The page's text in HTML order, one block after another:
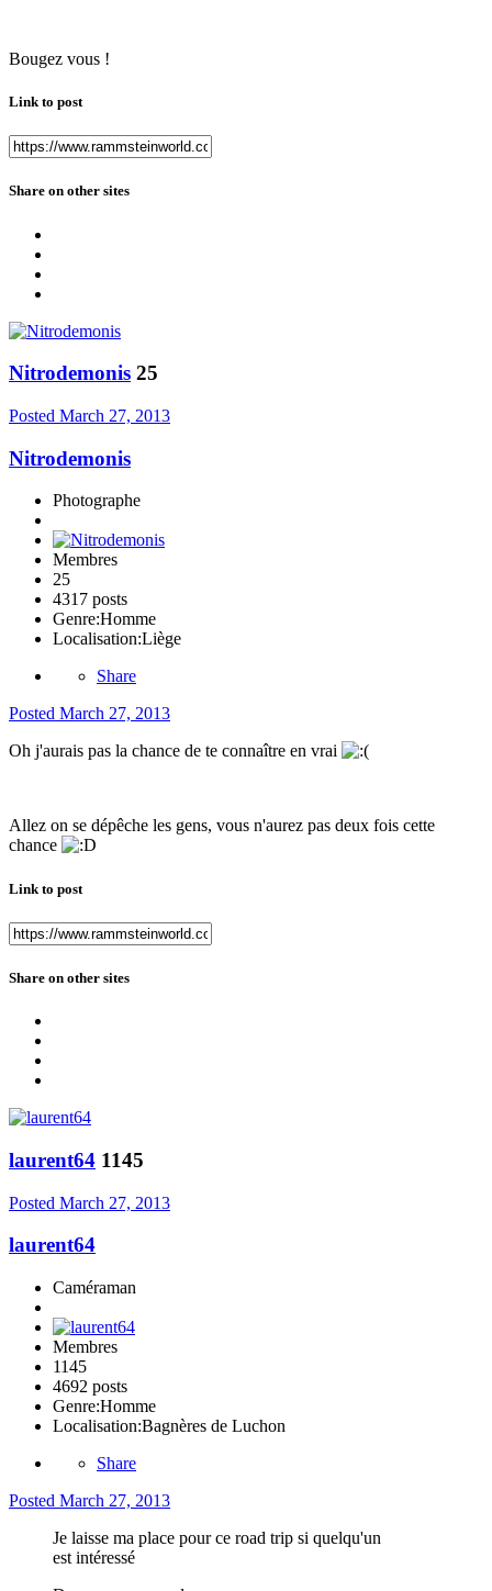
Bougez vous !
Link to post
Share on other sites
Nitrodemonis 25
Posted March 27, 2013
Nitrodemonis
Photographe
Membres
25
4317 posts
Genre:Homme
Localisation:Liège
Share
Posted March 27, 2013
Oh j'aurais pas la chance de te connaître en vrai
Allez on se dépêche les gens, vous n'aurez pas deux fois cette
chance
Link to post
Share on other sites
laurent64 1145
Posted March 27, 2013
laurent64
Caméraman
Membres
1145
4692 posts
Genre:Homme
Localisation:Bagnères de Luchon
Share
Posted March 27, 2013
Je laisse ma place pour ce road trip si quelqu'un
est intéressé